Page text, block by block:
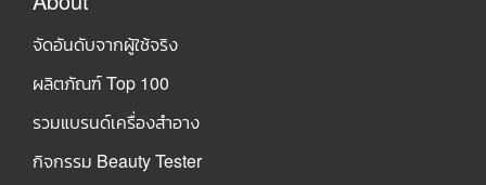
จัดอันดับจากผู้ใช้จริง
ผลิตภัณฑ์ Top 100
รวมแบรนด์เครื่องสำอาง
กิจกรรม Beauty Tester